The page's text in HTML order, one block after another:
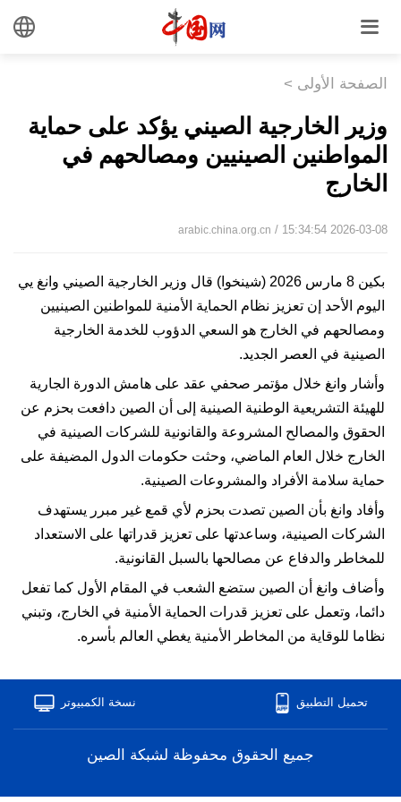
الصفحة الأولى >
وزير الخارجية الصيني يؤكد على حماية
المواطنين الصينيين ومصالحهم في
الخارج
arabic.china.org.cn / 15:34:54 2026-03-08
بكين 8 مارس 2026 (شينخوا) قال وزير الخارجية الصيني وانغ يي
اليوم الأحد إن تعزيز نظام الحماية الأمنية للمواطنين الصينيين
ومصالحهم في الخارج هو السعي الدؤوب للخدمة الخارجية
الصينية في العصر الجديد.
وأشار وانغ خلال مؤتمر صحفي عقد على هامش الدورة الجارية
للهيئة التشريعية الوطنية الصينية إلى أن الصين دافعت بحزم عن
الحقوق والمصالح المشروعة والقانونية للشركات الصينية في
الخارج خلال العام الماضي، وحثت حكومات الدول المضيفة على
حماية سلامة الأفراد والمشروعات الصينية.
وأفاد وانغ بأن الصين تصدت بحزم لأي قمع غير مبرر يستهدف
الشركات الصينية، وساعدتها على تعزيز قدراتها على الاستعداد
للمخاطر والدفاع عن مصالحها بالسبل القانونية.
وأضاف وانغ أن الصين ستضع الشعب في المقام الأول كما تفعل
دائما، وتعمل على تعزيز قدرات الحماية الأمنية في الخارج، وتبني
نظاما للوقاية من المخاطر الأمنية يغطي العالم بأسره.
نسخة الكمبيوتر تحميل التطبيق
ﺟﻤﻴﻊ ﺍﻟﺤﻘﻮﻕ ﻣﺤﻔﻮﻇﺔ ﻟﺸﺒﻜﺔ ﺍﻟﺼﻴﻦ